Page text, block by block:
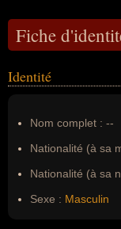
Fiche
Identité
Nom complet : --
Nationalité (à sa
Nationalité (à sa
Sexe : Masculin